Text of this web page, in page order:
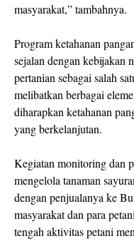
masyarakat,” tambahnya.
Program ketahanan
sejalan dengan kebijakan
pertanian sebagai salah
melibatkan berbagai
diharapkan ketahanan
yang berkelanjutan.
Kegiatan monitoring dan
mengelola tanaman
dengan penjualanya ke
masyarakat dan para
tengah aktivitas petani